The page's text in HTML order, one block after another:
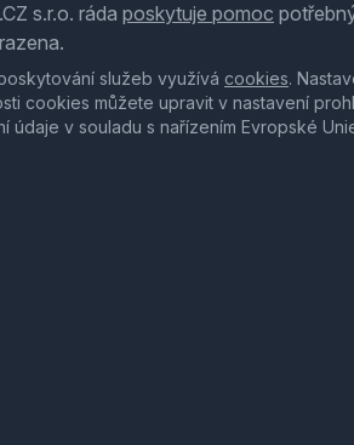
s.r.o. ráda poskytuje pomoc
služeb využívá cookies.
cookies můžete upravit v nastavení
údaje v souladu s nařízením Evropské